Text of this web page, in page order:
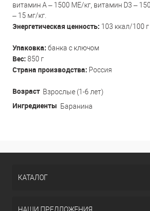
витамин А – 1500 МЕ/кг, витамин D3 –
– 15 мг/кг.
Энергетическая ценность: 103 ккал/100 г
Упаковка: банка с ключом
Вес: 850 г
Страна производства: Россия
Возраст Взрослые (1-6 лет)
Ингредиенты Баранина
КАТАЛОГ